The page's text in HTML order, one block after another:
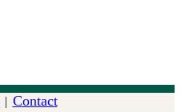
| Contact